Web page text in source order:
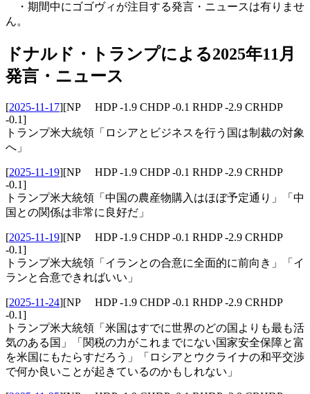
・期間中にゴゴヴィが注目する発言・ニュースは有りませ
ん。
ドナルド・トランプによる2025年11月
発言・ニュース
[2025-11-17][NP HDP -1.9 CHDP -0.1 RHDP -2.9 CRHDP
-0.1]
トランプ米大統領「ロシアとビジネスを行う国は制裁の対象
へ」
[2025-11-19][NP HDP -1.9 CHDP -0.1 RHDP -2.9 CRHDP
-0.1]
トランプ米大統領「中国の農産物購入はほぼ予定通り」「中
国との関係は非常に良好だ」
[2025-11-19][NP HDP -1.9 CHDP -0.1 RHDP -2.9 CRHDP
-0.1]
トランプ米大統領「イランとの合意に全面的に前向き」「イ
ランと合意できればいい」
[2025-11-24][NP HDP -1.9 CHDP -0.1 RHDP -2.9 CRHDP
-0.1]
トランプ米大統領「米国はすでに世界のどの国よりも最も活
気のある国」「関税の力がこれまでにない国家安全保障と富
を米国にもたらすだろう」「ロシアとウクライナの和平交渉
で何か良いことが起きているのかもしれない」